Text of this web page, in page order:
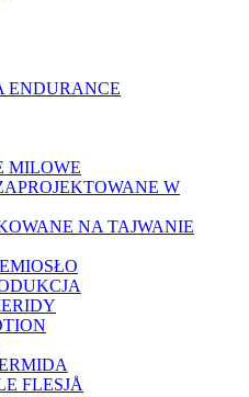
ENDURANCE
MILOWE
W
NA TAJWANIE
FLESJÅ